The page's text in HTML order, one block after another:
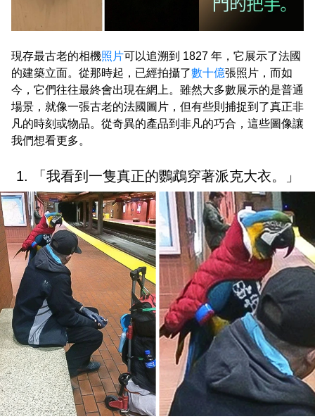
現存最古老的相機照片可以追溯到 1827 年，它展示了法國
的建築立面。從那時起，已經拍攝了數十億張照片，而如
今，它們往往最終會出現在網上。雖然大多數展示的是普通
場景，就像一張古老的法國圖片，但有些則捕捉到了真正非
凡的時刻或物品。從奇異的產品到非凡的巧合，這些圖像讓
我們想看更多。
1. 「我看到一隻真正的鸚鵡穿著派克大衣。」